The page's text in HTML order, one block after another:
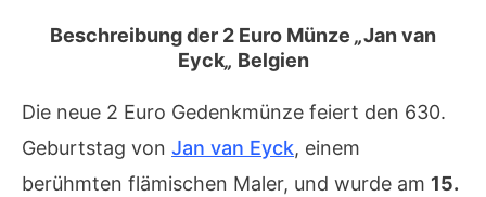
Beschreibung der 2 Euro Münze „Jan van
Eyck„ Belgien
Die neue 2 Euro Gedenkmünze feiert den 630.
Geburtstag von Jan van Eyck, einem
berühmten flämischen Maler, und wurde am 15.